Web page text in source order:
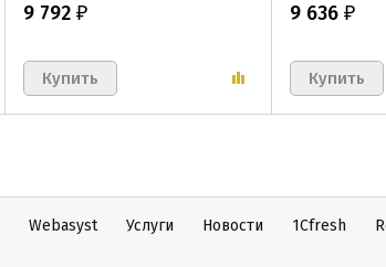
9 792 ₽ 9 636₽
Webasyst Услуги Новости 1Cfresh